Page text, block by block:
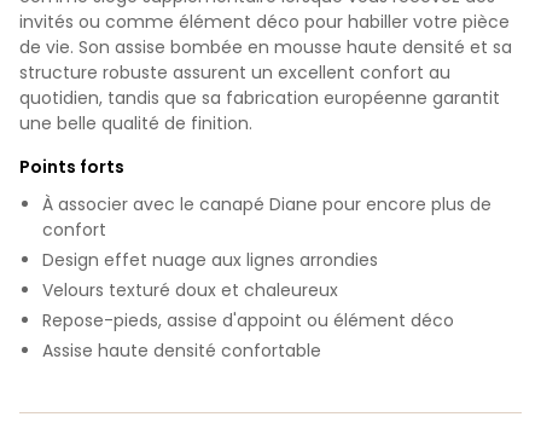
invités ou comme élément déco pour habiller votre pièce
de vie. Son assise bombée en mousse haute densité et sa
structure robuste assurent un excellent confort au
quotidien, tandis que sa fabrication européenne garantit
une belle qualité de finition.
Points forts
À associer avec le canapé Diane pour encore plus de
confort
Design effet nuage aux lignes arrondies
Velours texturé doux et chaleureux
Repose-pieds, assise d'appoint ou élément déco
Assise haute densité confortable